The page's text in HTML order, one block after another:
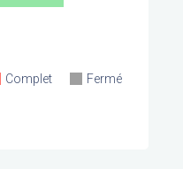
Complet Fermé